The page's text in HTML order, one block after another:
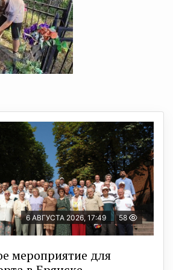
6 АВГУСТА 2026, 17:49 58
мероприятие для